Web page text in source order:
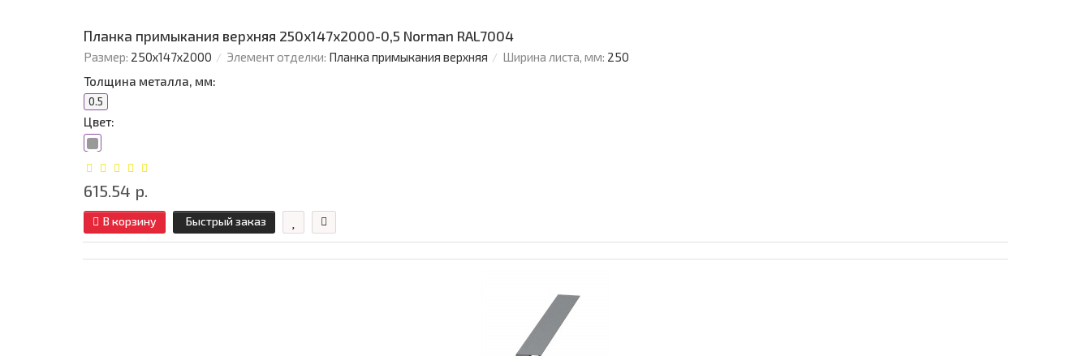
Планка примыкания верхняя 250х147х2000-0,5 Norman RAL7004
Размер: 250х147х2000 Элемент отделки: Планка примыкания верхняя Ширина листа, мм: 250
Толщина металла, мм:
0.5
Цвет:
615.54 р.
В корзину Быстрый заказ